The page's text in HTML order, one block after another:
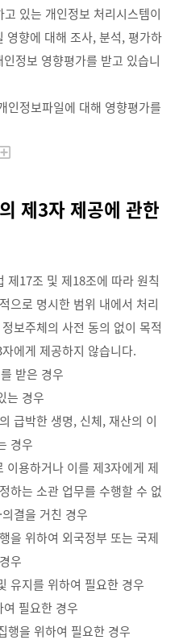
있는 개인정보 처리시스템이
영향에 대해 조사, 분석, 평가하
정보 영향평가를 받고 있습니
정보파일에 대해 영향평가를
제3자 제공에 관한
17조 및 제18조에 따라 원칙
으로 명시한 범위 내에서 처리
보주체의 사전 동의 없이 목적
에게 제공하지 않습니다.
받은 경우
는 경우
급박한 생명, 신체, 재산의 이
경우
이용하거나 이를 제3자에게 제
하는 소관 업무를 수행할 수 없
결을 거친 경우
을 위하여 외국정부 또는 국제
우
유지를 위하여 필요한 경우
필요한 경우
행을 위하여 필요한 경우